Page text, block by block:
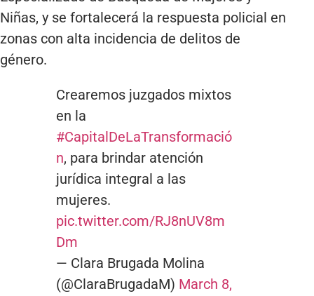
Niñas, y se fortalecerá la respuesta policial en
zonas con alta incidencia de delitos de
género.
Crearemos juzgados mixtos
en la
#CapitalDeLaTransformació
n, para brindar atención
jurídica integral a las
mujeres.
pic.twitter.com/RJ8nUV8m
Dm
— Clara Brugada Molina
(@ClaraBrugadaM) March 8,